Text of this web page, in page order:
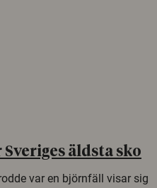
äldsta sko
var en björnfäll visar sig